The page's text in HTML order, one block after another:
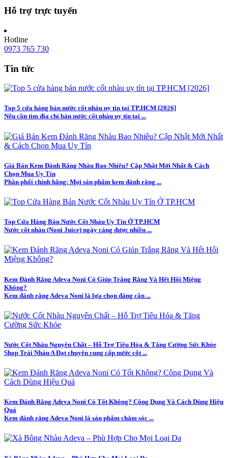
Hỗ trợ trực tuyến
Hotline
0973 765 730
Tin tức
Top 5 cửa hàng bán nước cốt nhàu uy tín tại TP.HCM [2026]
Nếu cần tìm địa chỉ bán nước cốt nhàu uy tín tại ...
Giá Bán Kem Đánh Răng Nhàu Bao Nhiêu? Cập Nhật Mới Nhất & Cách
Chọn Mua Uy Tín
Phân phối chính hãng: Mọi sản phẩm kem đánh răng ...
Top Cửa Hàng Bán Nước Cốt Nhàu Uy Tín Ở TP.HCM
Nước cốt nhàu (Noni Juice) ngày càng được nhiều ...
Kem Đánh Răng Adeva Noni Có Giúp Trắng Răng Và Hết Hôi Miệng
Không?
Kem đánh răng Adeva Noni là lựa chọn đáng cân ...
Nước Cốt Nhàu Nguyên Chất – Hỗ Trợ Tiêu Hóa & Tăng Cường Sức Khỏe
Shop Trái Nhàu A Đạt chuyên cung cấp nước cốt ...
Kem Đánh Răng Adeva Noni Có Tốt Không? Công Dụng Và Cách Dùng Hiệu
Quả
Kem đánh răng Adeva Noni là sản phẩm chăm sóc ...